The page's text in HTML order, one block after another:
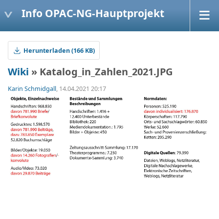
Info OPAC-NG-Hauptprojekt
Herunterladen (166 KB)
Wiki » Katalog_in_Zahlen_2021.JPG
Karin Schmidgall, 14.04.2021 20:17